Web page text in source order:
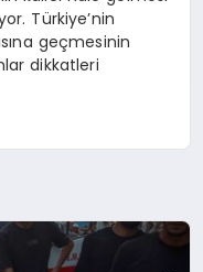
Türkiye’nin
geçmesinin
dikkatleri